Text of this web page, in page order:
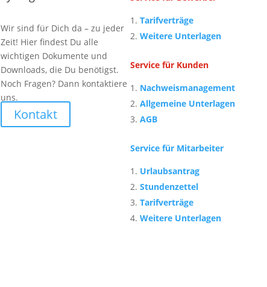
Wir sind für Dich da – zu jeder
Zeit! Hier findest Du alle
wichtigen Dokumente und
Downloads, die Du benötigst.
Noch Fragen? Dann kontaktiere
uns.
Kontakt
Tarifverträge
Weitere Unterlagen
Service für Kunden
Nachweismanagement
Allgemeine Unterlagen
AGB
Service für Mitarbeiter
Urlaubsantrag
Stundenzettel
Tarifverträge
Weitere Unterlagen